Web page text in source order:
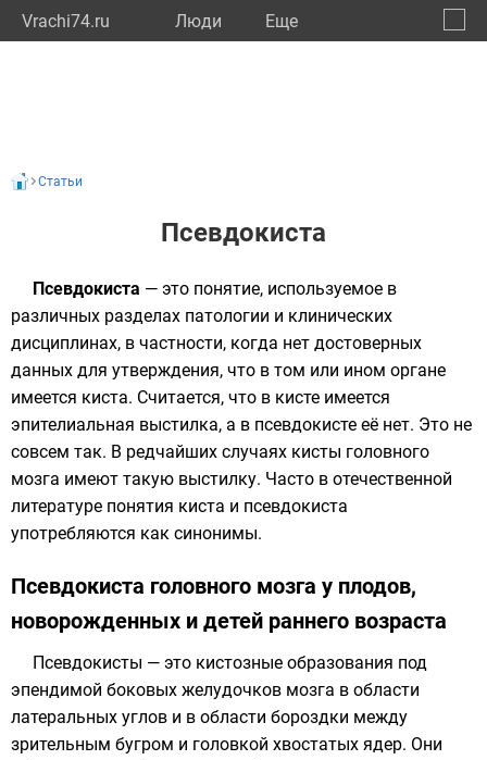
Vrachi74.ru Люди Eще
Статьи
Псевдокиста
Псевдокиста — это понятие, используемое в
различных разделах патологии и клинических
дисциплинах, в частности, когда нет достоверных
данных для утверждения, что в том или ином органе
имеется киста. Считается, что в кисте имеется
эпителиальная выстилка, а в псевдокисте её нет. Это не
совсем так. В редчайших случаях кисты головного
мозга имеют такую выстилку. Часто в отечественной
литературе понятия киста и псевдокиста
употребляются как синонимы.
Псевдокиста головного мозга у плодов,
новорожденных и детей раннего возраста
Псевдокисты — это кистозные образования под
эпендимой боковых желудочков мозга в области
латеральных углов и в области бороздки между
зрительным бугром и головкой хвостатых ядер. Они